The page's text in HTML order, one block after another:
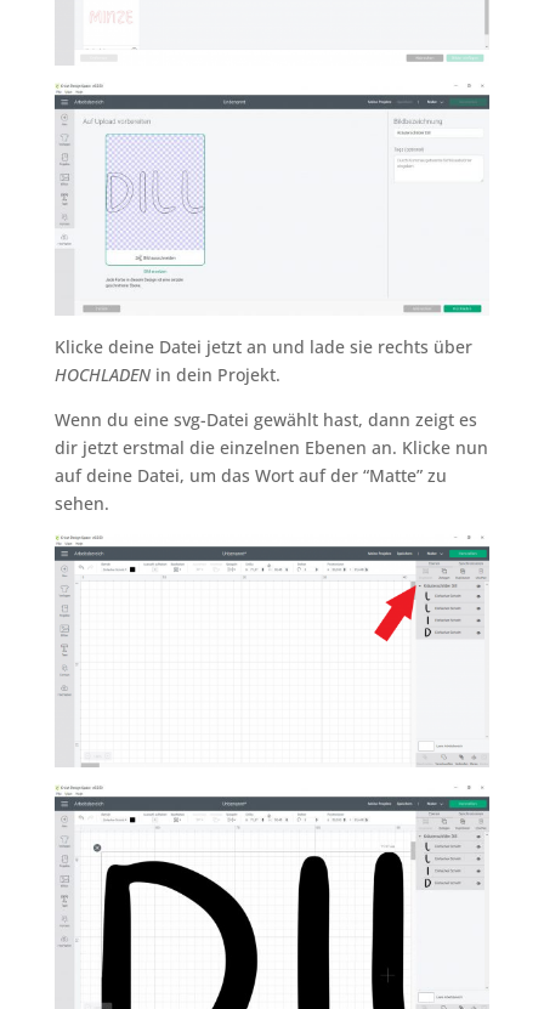
Klicke deine Datei jetzt an und lade sie rechts über
HOCHLADENin dein Projekt.
Wenn du eine svg-Datei gewählt hast, dann zeigt es
dir jetzt erstmal die einzelnen Ebenen an. Klicke nun
auf deine Datei, um das Wort auf der “Matte” zu
sehen.